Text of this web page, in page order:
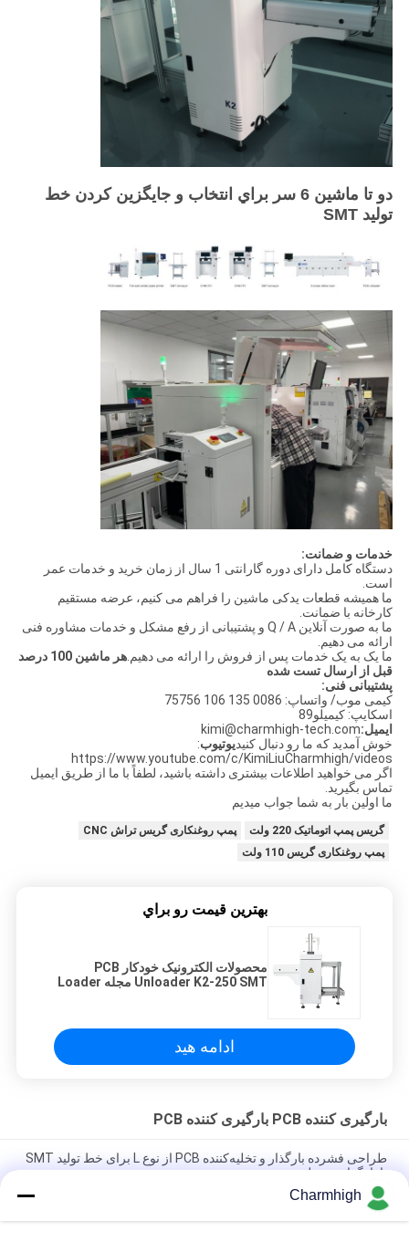
دو تا ماشين 6 سر براي انتخاب و جايگزين کردن خط
توليد SMT
خدمات و ضمانت:
دستگاه کامل دارای دوره گارانتی 1 سال از زمان خرید و خدمات عمر
است.
ما همیشه قطعات یدکی ماشین را فراهم می کنیم، عرضه مستقیم
کارخانه با ضمانت.
ما به صورت آنلاین Q / A و پشتیبانی از رفع مشکل و خدمات مشاوره فنی
ارائه می دهیم.
ما یک به یک خدمات پس از فروش را ارائه می دهیم.
هر ماشين 100 درصد
قبل از ارسال تست شده
پشتیبانی فنی:
کیمی موب/ واتساپ: 0086 135 106 75756
اسکایپ: کیمیلو89
ایمیل:kimi@charmhigh-tech.com
خوش آمديد که ما رو دنبال کنيدیوتیوب:
https://www.youtube.com/c/KimiLiuCharmhigh/videos
اگر می خواهید اطلاعات بیشتری داشته باشید، لطفاً با ما از طریق ایمیل
تماس بگیرید.
ما اولين بار به شما جواب ميديم
گریس پمپ اتوماتیک 220 ولت
پمپ روغنکاری گریس تراش CNC
پمپ روغنکاری گریس 110 ولت
بهترين قيمت رو براي
محصولات الکترونیک خودکار PCB
Unloader K2-250 SMT مجله Loader
ادامه هید
بارگیری کننده PCB بارگیری کننده PCB
طراحی فشرده بارگذار و تخلیه‌کننده PCB از نوع L برای خط تولید SMT
با بارگذاری مجله
PLC و سازگاری با رابط SMEMA
Charmhigh